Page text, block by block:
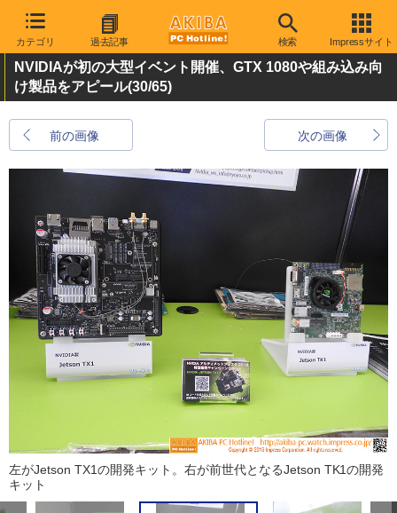
カテゴリ 過去記事 検索 Impressサイト
NVIDIAが初の大型イベント開催、GTX 1080や組み込み向
け製品をアピール(30/65)
前の画像 次の画像
左がJetson TX1の開発キット。右が前世代となるJetson TK1の開発
キット